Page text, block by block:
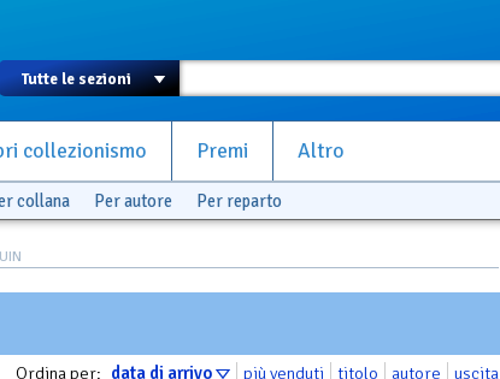
collezionismo Premi Altro
collana Per autore Per reparto
Ordina per: data di arrivo più venduti titolo autore uscita